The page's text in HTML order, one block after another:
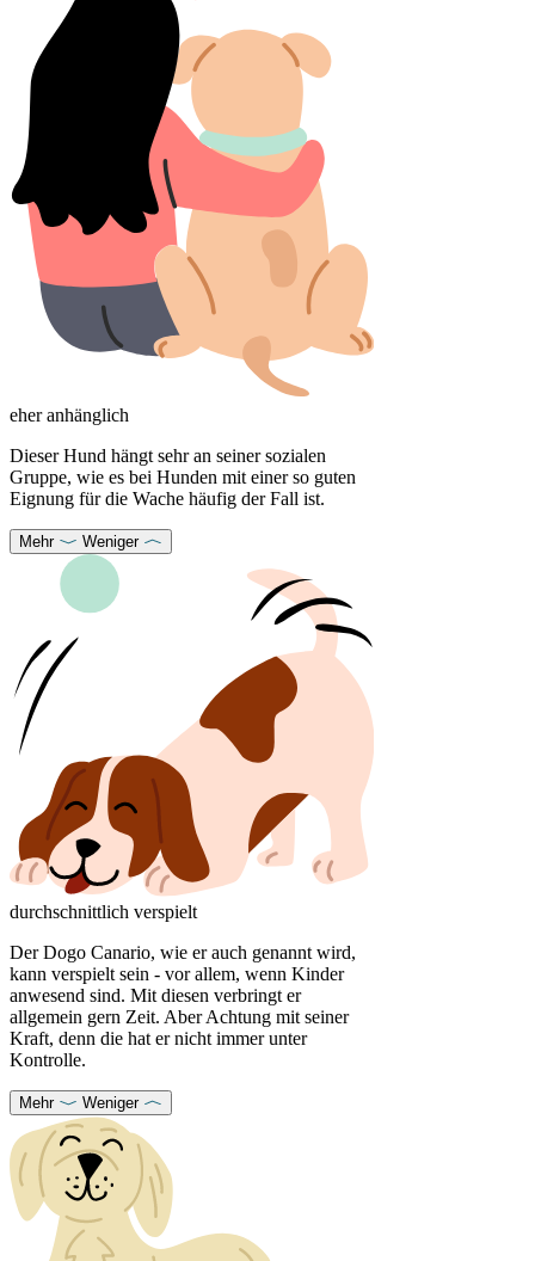
eher anhänglich
Dieser Hund hängt sehr an seiner sozialen
Gruppe, wie es bei Hunden mit einer so guten
Eignung für die Wache häufig der Fall ist.
Mehr Weniger
durchschnittlich verspielt
Der Dogo Canario, wie er auch genannt wird,
kann verspielt sein - vor allem, wenn Kinder
anwesend sind. Mit diesen verbringt er
allgemein gern Zeit. Aber Achtung mit seiner
Kraft, denn die hat er nicht immer unter
Kontrolle.
Mehr Weniger